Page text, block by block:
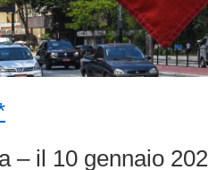
– il 10 gennaio